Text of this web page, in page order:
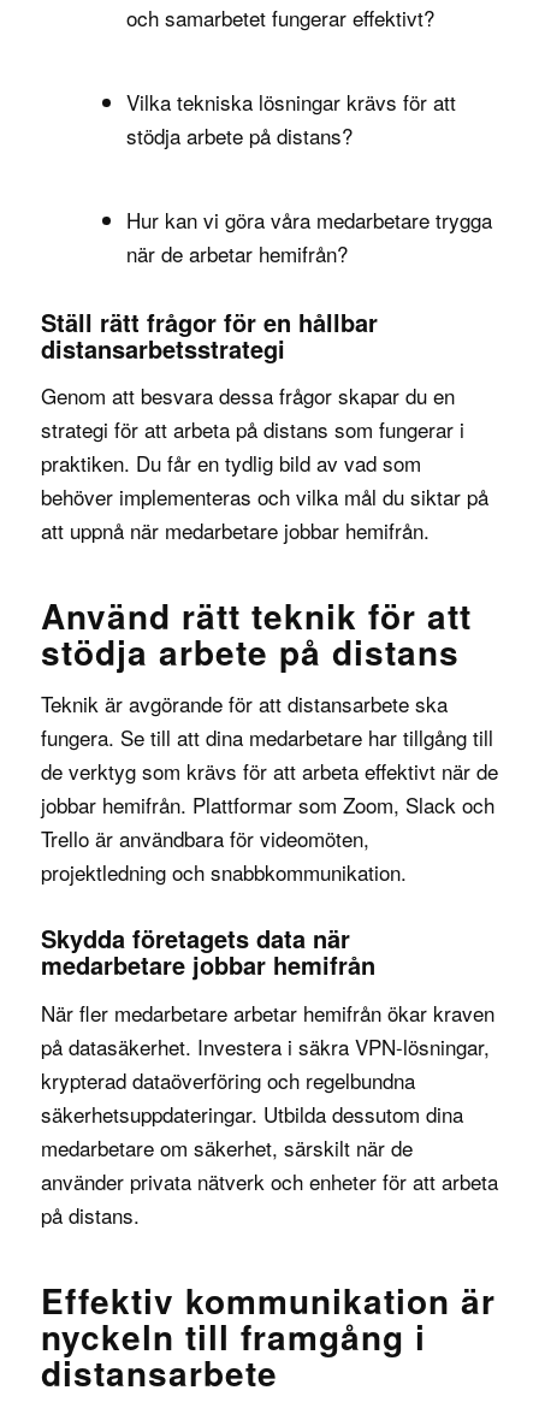
och samarbetet fungerar effektivt?
Vilka tekniska lösningar krävs för att
stödja arbete på distans?
Hur kan vi göra våra medarbetare trygga
när de arbetar hemifrån?
Ställ rätt frågor för en hållbar
distansarbetsstrategi
Genom att besvara dessa frågor skapar du en
strategi för att arbeta på distans som fungerar i
praktiken. Du får en tydlig bild av vad som
behöver implementeras och vilka mål du siktar på
att uppnå när medarbetare jobbar hemifrån.
Använd rätt teknik för att
stödja arbete på distans
Teknik är avgörande för att distansarbete ska
fungera. Se till att dina medarbetare har tillgång till
de verktyg som krävs för att arbeta effektivt när de
jobbar hemifrån. Plattformar som Zoom, Slackoch
Trelloär användbara för videomöten,
projektledning och snabbkommunikation.
Skydda företagets data när
medarbetare jobbar hemifrån
När fler medarbetare arbetar hemifrån ökar kraven
på datasäkerhet. Investera i säkra VPN-lösningar,
krypterad dataöverföring och regelbundna
säkerhetsuppdateringar. Utbilda dessutom dina
medarbetare om säkerhet, särskilt när de
använder privata nätverk och enheter för att arbeta
på distans.
Effektiv kommunikation är
nyckeln till framgång i
distansarbete